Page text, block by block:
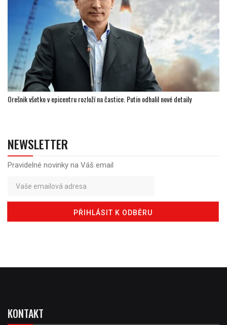
Orešnik všetko v epicentru rozloží na častice. Putin odhalil nové detaily
NEWSLETTER
Pravidelné novinky na Váš email
KONTAKT